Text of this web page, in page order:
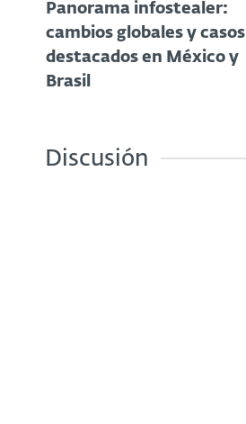
Panorama infostealer:
cambios globales y casos
destacados en México y
Brasil
Discusión